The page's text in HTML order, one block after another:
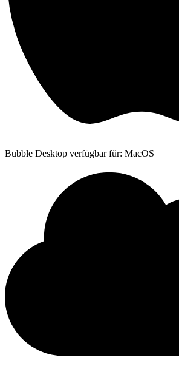
Bubble Desktop verfügbar für: MacOS